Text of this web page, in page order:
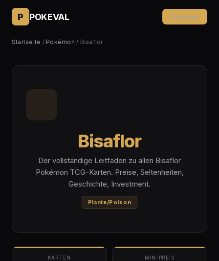
P POKEVAL Scannen
Startseite / Pokémon / Bisaflor
Bisaflor
Der vollständige Leitfaden zu allen Bisaflor
Pokémon TCG-Karten. Preise, Seltenheiten,
Geschichte, Investment.
Plante/Poison
KARTEN MIN-PREIS